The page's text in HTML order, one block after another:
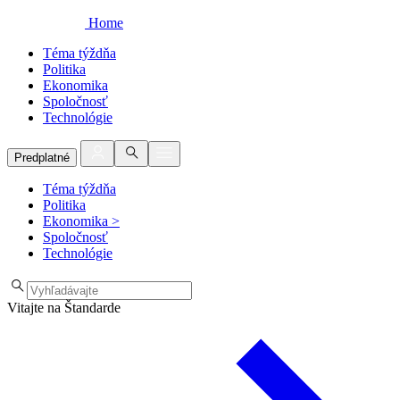
Home
Téma týždňa
Politika
Ekonomika
Spoločnosť
Technológie
Predplatné
Téma týždňa
Politika
Ekonomika >
Spoločnosť
Technológie
Vitajte na Štandarde